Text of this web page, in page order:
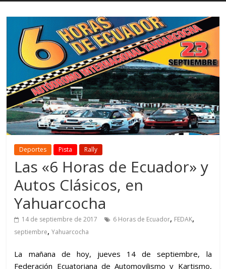
Deportes Pista Rally
Las «6 Horas de Ecuador» y
Autos Clásicos, en
Yahuarcocha
14 de septiembre de 2017 6 Horas de Ecuador, FEDAK,
septiembre,Yahuarcocha
La mañana de hoy, jueves 14 de septiembre, la
Federación Ecuatoriana de Automovilismo y Kartismo,